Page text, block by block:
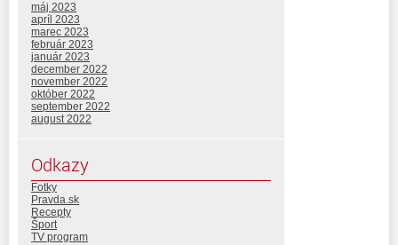
máj 2023
apríl 2023
marec 2023
február 2023
január 2023
december 2022
november 2022
október 2022
september 2022
august 2022
Odkazy
Fotky
Pravda.sk
Recepty
Šport
TV program